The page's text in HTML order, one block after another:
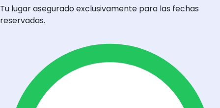
Tu lugar asegurado exclusivamente para las fechas
reservadas.